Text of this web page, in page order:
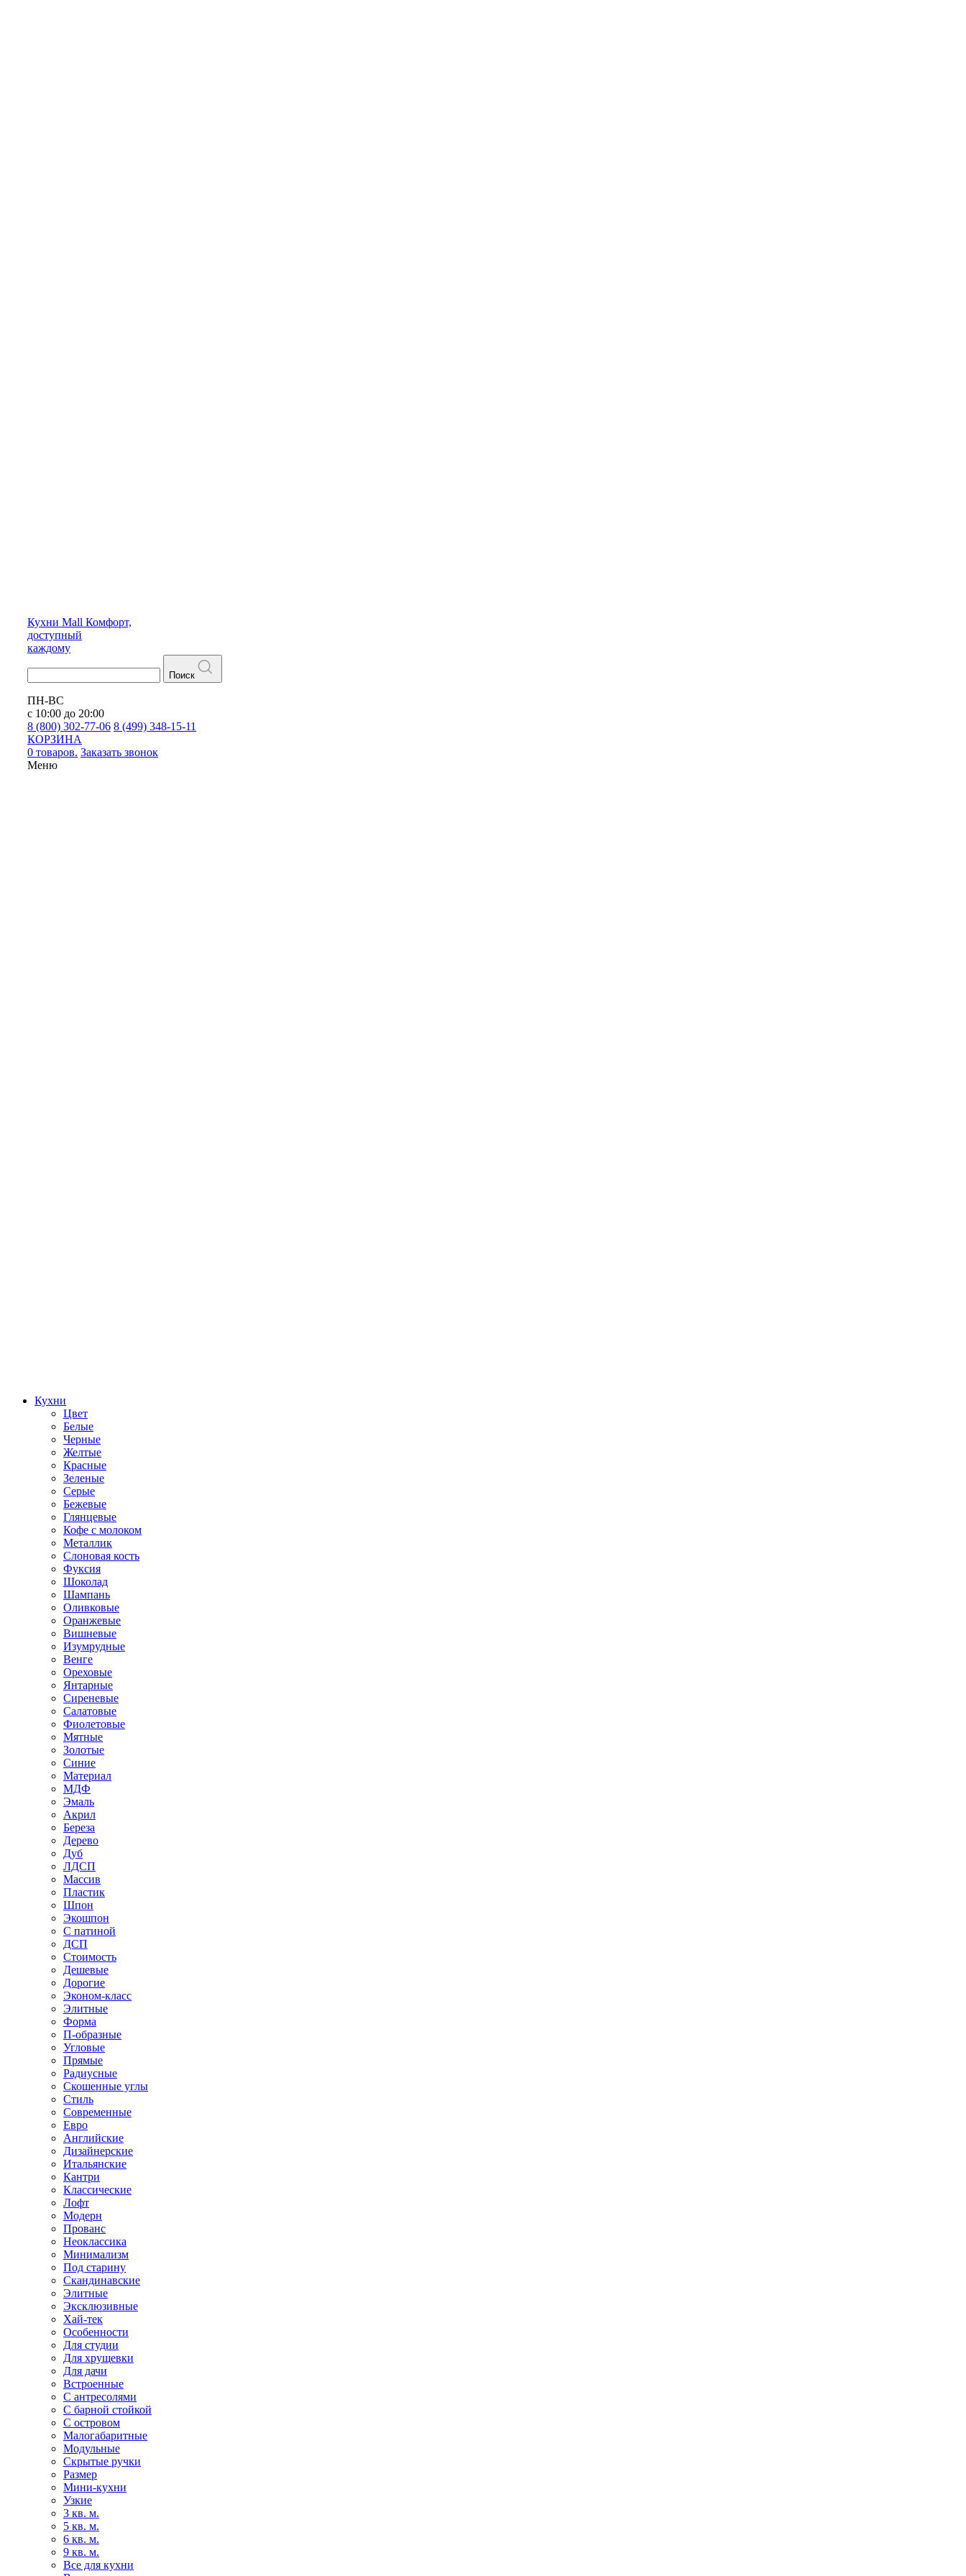
Кухни Mall Комфорт,
доступный
каждому
Поиск
ПН-ВС
с 10:00 до 20:00
8 (800) 302-77-06 8 (499) 348-15-11
КОРЗИНА
0 товаров. Заказать звонок
Меню
Кухни
Цвет
Белые
Черные
Желтые
Красные
Зеленые
Серые
Бежевые
Глянцевые
Кофе с молоком
Металлик
Слоновая кость
Фуксия
Шоколад
Шампань
Оливковые
Оранжевые
Вишневые
Изумрудные
Венге
Ореховые
Янтарные
Сиреневые
Салатовые
Фиолетовые
Мятные
Золотые
Синие
Материал
МДФ
Эмаль
Акрил
Береза
Дерево
Дуб
ЛДСП
Массив
Пластик
Шпон
Экошпон
С патиной
ДСП
Стоимость
Дешевые
Дорогие
Эконом-класс
Элитные
Форма
П-образные
Угловые
Прямые
Радиусные
Скошенные углы
Стиль
Современные
Евро
Английские
Дизайнерские
Итальянские
Кантри
Классические
Лофт
Модерн
Прованс
Неоклассика
Минимализм
Под старину
Скандинавские
Элитные
Эксклюзивные
Хай-тек
Особенности
Для студии
Для хрущевки
Для дачи
Встроенные
С антресолями
С барной стойкой
С островом
Малогабаритные
Модульные
Скрытые ручки
Размер
Мини-кухни
Узкие
3 кв. м.
5 кв. м.
6 кв. м.
9 кв. м.
Все для кухни